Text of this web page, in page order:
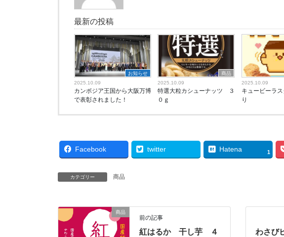
最新の投稿
お知らせ
2025.10.09
カンボジア王国から大阪万博
で表彰されました！
商品
2025.10.09
特選大粒カシューナッツ ３
０ｇ
2025.10.09
キュービーラ
り
Facebook twitter Hatena 1
カテゴリー 商品
商品
前の記事
紅はるか 干し芋 ４
わさび